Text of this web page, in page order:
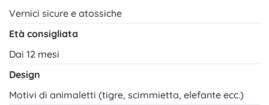
Vernici sicure e atossiche
Età consigliata
Dai 12 mesi
Design
Motivi di animaletti (tigre, scimmietta, elefante ecc.)